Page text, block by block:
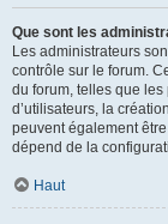
Que sont les
Les administrateurs
contrôle sur le forum.
du forum, telles que
d’utilisateurs, la
peuvent également
dépend de la
Haut